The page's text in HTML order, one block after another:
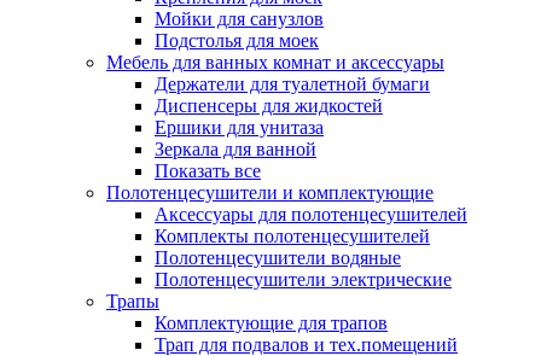
Мойки для санузлов
Подстолья для моек
Мебель для ванных комнат и аксессуары
Держатели для туалетной бумаги
Диспенсеры для жидкостей
Ершики для унитаза
Зеркала для ванной
Показать все
Полотенцесушители и комплектующие
Аксессуары для полотенцесушителей
Комплекты полотенцесушителей
Полотенцесушители водяные
Полотенцесушители электрические
Трапы
Комплектующие для трапов
Трап для подвалов и тех.помещений